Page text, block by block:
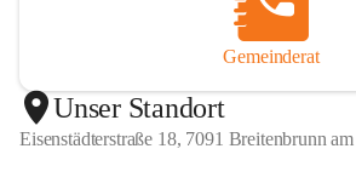
Gemeinderat
Unser Standort
Eisenstädterstraße 18, 7091 Breitenbrunn